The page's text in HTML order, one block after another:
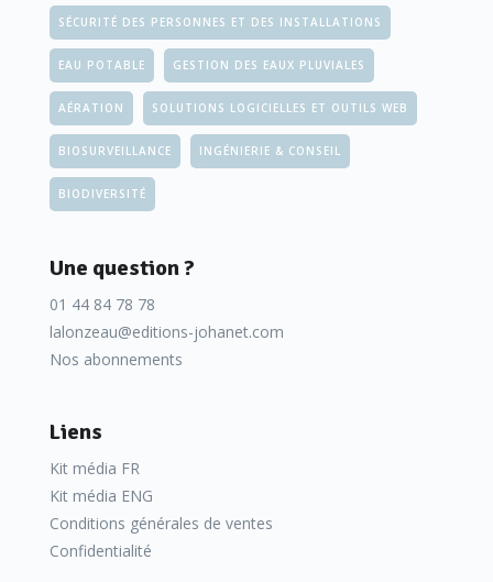
SÉCURITÉ DES PERSONNES ET DES INSTALLATIONS
EAU POTABLE GESTION DES EAUX PLUVIALES
AÉRATION SOLUTIONS LOGICIELLES ET OUTILS WEB
BIOSURVEILLANCE INGÉNIERIE & CONSEIL
BIODIVERSITÉ
Une question ?
01 44 84 78 78
lalonzeau@editions-johanet.com
Nos abonnements
Liens
Kit média FR
Kit média ENG
Conditions générales de ventes
Confidentialité